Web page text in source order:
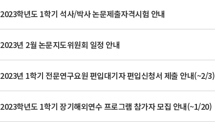
2023학년도 1학기 석사/박사 논문제출자격시험 안내
2023년 2월 논문지도위원회 일정 안내
2023년 1학기 전문연구요원 편입대기자 편입신청서 제출 안내(~2/3)
2023학년도 1학기 장기해외연수 프로그램 참가자 모집 안내(~1/20)